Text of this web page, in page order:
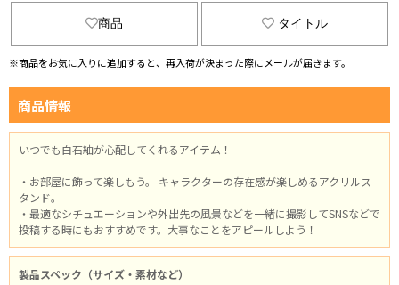
商品 タイトル
※商品をお気に入りに追加すると、再入荷が決まった際にメールが届きます。
商品情報
いつでも白石紬が心配してくれるアイテム！
・お部屋に飾って楽しもう。 キャラクターの存在感が楽しめるアクリルス
タンド。
・最適なシチュエーションや外出先の風景などを一緒に撮影してSNSなどで
投稿する時にもおすすめです。大事なことをアピールしよう！
製品スペック（サイズ・素材など）